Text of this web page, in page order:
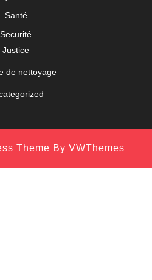
Santé
Securité
Justice
de nettoyage
Theme By VWThemes